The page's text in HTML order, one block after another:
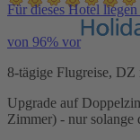
Für dieses Hotel
von 96% vor
8-tägige Flugreise,
Upgrade auf
Zimmer) - nur solange